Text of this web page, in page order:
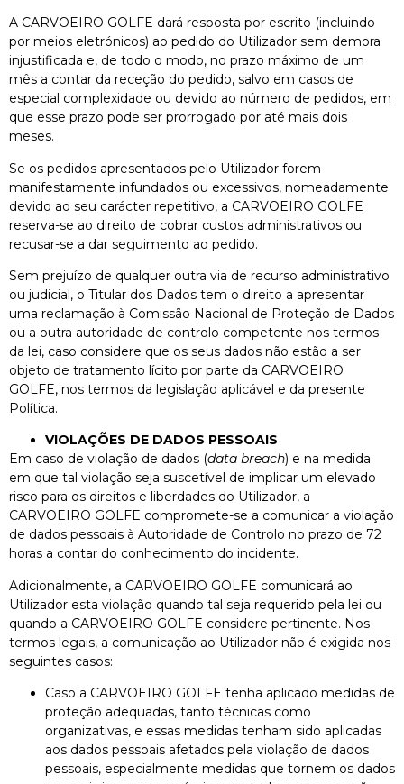
A CARVOEIRO GOLFE dará resposta por escrito (incluindo
por meios eletrónicos) ao pedido do Utilizador sem demora
injustificada e, de todo o modo, no prazo máximo de um
mês a contar da receção do pedido, salvo em casos de
especial complexidade ou devido ao número de pedidos, em
que esse prazo pode ser prorrogado por até mais dois
meses.
Se os pedidos apresentados pelo Utilizador forem
manifestamente infundados ou excessivos, nomeadamente
devido ao seu carácter repetitivo, a CARVOEIRO GOLFE
reserva-se ao direito de cobrar custos administrativos ou
recusar-se a dar seguimento ao pedido.
Sem prejuízo de qualquer outra via de recurso administrativo
ou judicial, o Titular dos Dados tem o direito a apresentar
uma reclamação à Comissão Nacional de Proteção de Dados
ou a outra autoridade de controlo competente nos termos
da lei, caso considere que os seus dados não estão a ser
objeto de tratamento lícito por parte da CARVOEIRO
GOLFE, nos termos da legislação aplicável e da presente
Política.
VIOLAÇÕES DE DADOS PESSOAIS
Em caso de violação de dados (data breach) e na medida
em que tal violação seja suscetível de implicar um elevado
risco para os direitos e liberdades do Utilizador, a
CARVOEIRO GOLFE compromete-se a comunicar a violação
de dados pessoais à Autoridade de Controlo no prazo de 72
horas a contar do conhecimento do incidente.
Adicionalmente, a CARVOEIRO GOLFE comunicará ao
Utilizador esta violação quando tal seja requerido pela lei ou
quando a CARVOEIRO GOLFE considere pertinente. Nos
termos legais, a comunicação ao Utilizador não é exigida nos
seguintes casos:
Caso a CARVOEIRO GOLFE tenha aplicado medidas de
proteção adequadas, tanto técnicas como
organizativas, e essas medidas tenham sido aplicadas
aos dados pessoais afetados pela violação de dados
pessoais, especialmente medidas que tornem os dados